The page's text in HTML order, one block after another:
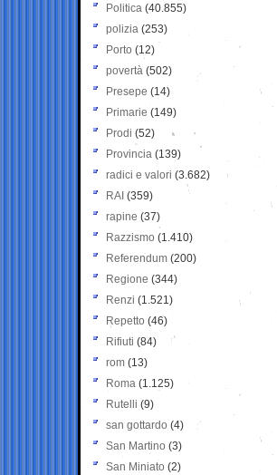
Politica (40.855)
polizia (253)
Porto (12)
povertà (502)
Presepe (14)
Primarie (149)
Prodi (52)
Provincia (139)
radici e valori (3.682)
RAI (359)
rapine (37)
Razzismo (1.410)
Referendum (200)
Regione (344)
Renzi (1.521)
Repetto (46)
Rifiuti (84)
rom (13)
Roma (1.125)
Rutelli (9)
san gottardo (4)
San Martino (3)
San Miniato (2)